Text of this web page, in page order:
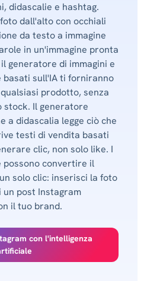
didascalie e hashtag.
dall'alto con occhiali
da testo a immagine
in un'immagine pronta
generatore di immagini e
basati sull'IA ti forniranno
prodotto, senza
stock. Il generatore
a didascalia legge ciò che
testi di vendita basati
clic, non solo like. I
possono convertire il
solo clic: inserisci la foto
post Instagram
il tuo brand.
con l'intelligenza